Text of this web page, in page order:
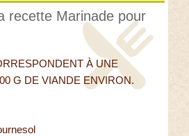
recette Marinade pour
À UNE
G DE VIANDE ENVIRON.